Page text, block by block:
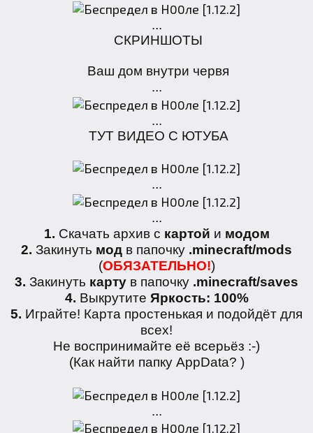
...
СКРИНШОТЫ
Ваш дом внутри червя
...
...
ТУТ ВИДЕО С ЮТУБА
...
...
1. Скачать архив с картой и модом
2. Закинуть мод в папочку .minecraft/mods
(ОБЯЗАТЕЛЬНО!)
3. Закинуть карту в папочку .minecraft/saves
4. Выкрутите Яркость: 100%
5. Играйте! Карта простенькая и подойдёт для
всех!
Не воспринимайте её всерьёз :-)
(Как найти папку AppData? )
...